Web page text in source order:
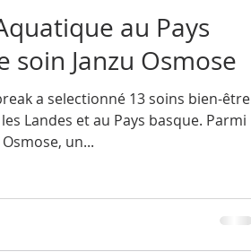
au Pays
soin Janzu Osmose
a selectionné 13 soins bien-être
Landes et au Pays basque. Parmi
un...